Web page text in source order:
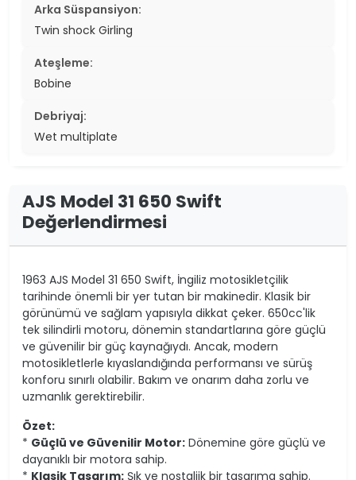
Arka Süspansiyon:
Twin shock Girling
Ateşleme:
Bobine
Debriyaj:
Wet multiplate
AJS Model 31 650 Swift
Değerlendirmesi
1963 AJS Model 31 650 Swift, İngiliz motosikletçilik
tarihinde önemli bir yer tutan bir makinedir. Klasik bir
görünümü ve sağlam yapısıyla dikkat çeker. 650cc'lik
tek silindirli motoru, dönemin standartlarına göre güçlü
ve güvenilir bir güç kaynağıydı. Ancak, modern
motosikletlerle kıyaslandığında performansı ve sürüş
konforu sınırlı olabilir. Bakım ve onarım daha zorlu ve
uzmanlık gerektirebilir.
Özet:
* Güçlü ve Güvenilir Motor: Dönemine göre güçlü ve
dayanıklı bir motora sahip.
* Klasik Tasarım: Şık ve nostaljik bir tasarıma sahip.